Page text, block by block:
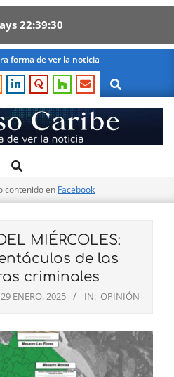
22 39 29
forma de ver la noticia
Search
Search
contenido en Facebook
MIÉRCOLES:
de las
criminales
29 ENERO, 2025 IN: OPINIÓN